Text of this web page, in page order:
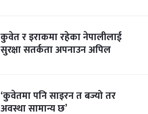
कुवेत र इराकमा रहेका नेपालीलाई
सुरक्षा सतर्कता अपनाउन अपिल
‘कुवेतमा पनि साइरन त बज्यो तर
अवस्था सामान्य छ’